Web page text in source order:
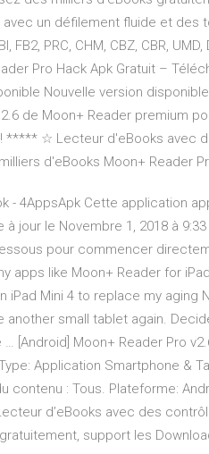
avec un défilement fluide et
FB2, PRC, CHM, CBZ, CBR,
Pro Hack Apk Gratuit –
Nouvelle version
de Moon+ Reader premium
***** ☆ Lecteur d'eBooks avec
d'eBooks Moon+ Reader
- 4AppsApk Cette application
à jour le Novembre 1, 2018 à
pour commencer
apps like Moon+ Reader for
iPad Mini 4 to replace my aging
small tablet again.
[Android] Moon+ Reader Pro
Application Smartphone &
contenu : Tous. Plateforme:
d’eBooks avec des
support les